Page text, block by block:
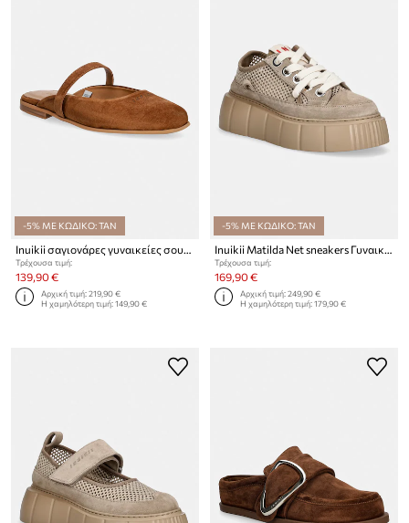
-5% ΜΕ ΚΩΔΙΚΟ: TAN
Inuikii σαγιονάρες γυναικείες σουέτ Lazy Ny
Τρέχουσα τιμή:
139,90 €
Αρχική τιμή:219,90 €
Η χαμηλότερη τιμή:149,90 €
-5% ΜΕ ΚΩΔΙΚΟ: TAN
Inuikii Matilda Net sneakers Γυναικεία
Τρέχουσα τιμή:
169,90 €
Αρχική τιμή:249,90 €
Η χαμηλότερη τιμή:179,90 €